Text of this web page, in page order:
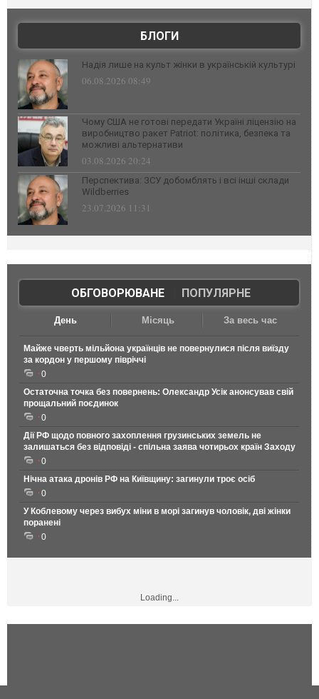
БЛОГИ
Надія лише на культ жінки в українській культурі
06.08.2026 08:49
Чому США не готові передати Україні ліцензію на
виробництво ракет Patriot: політика, безпека та
можливі альтернативи
03.08.2026 20:24
Перспектива: ЗСУ добомблять і всі інші склади
Wildberries
23.07.2026 11:31
ОБГОВОРЮВАНЕ| ПОПУЛЯРНЕ
День Місяць За весь час
Майже чверть мільйона українців не повернулися після виїзду
за кордон у першому півріччі
0
Остаточна точка без повернень: Олександр Усік анонсував свій
прощальний поєдинок
0
Дії РФ щодо повного захоплення грузинських земель не
залишаться без відповіді - спільна заява чотирьох країн Заходу
0
Нічна атака дронів РФ на Київщину: загинули троє осіб
0
У Коблевому через вибух міни в морі загинув чоловік, дві жінки
поранені
0
Loading...